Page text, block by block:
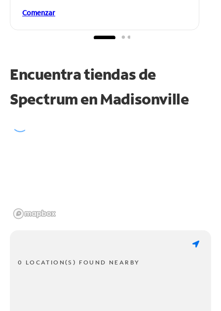
Comenzar
Encuentra tiendas de
Spectrum enMadisonville
0 LOCATION(S) FOUND NEARBY